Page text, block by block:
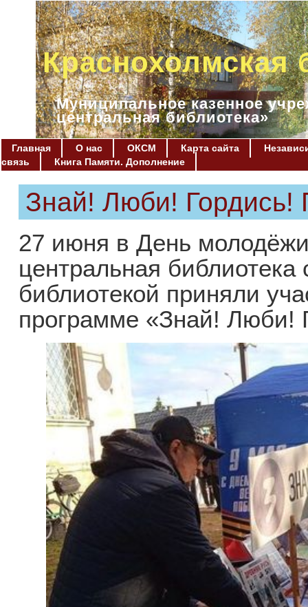
Краснохолмская
Муниципальное казенное
центральная библиотека»
Главная О нас ОКСМ Карта сайта
связь
Книга Памяти. Дополнение
Знай! Люби! Гордись!
27 июня в День
центральная библиотека
библиотекой приняли
программе «Знай! Люби!